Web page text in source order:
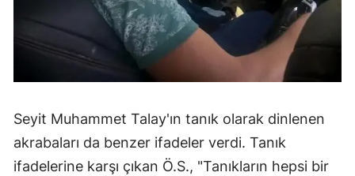
Seyit Muhammet Talay'ın tanık olarak dinlenen
akrabaları da benzer ifadeler verdi. Tanık
ifadelerine karşı çıkan Ö.S., "Tanıkların hepsi bir